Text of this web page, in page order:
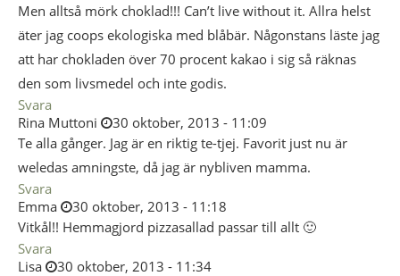
Men alltså mörk choklad!!! Can’t live without it. Allra helst
äter jag coops ekologiska med blåbär. Någonstans läste jag
att har chokladen över 70 procent kakao i sig så räknas
den som livsmedel och inte godis.
Svara
Rina Muttoni
30 oktober, 2013 - 11:09
Te alla gånger. Jag är en riktig te-tjej. Favorit just nu är
weledas amningste, då jag är nybliven mamma.
Svara
Emma
30 oktober, 2013 - 11:18
Vitkål!! Hemmagjord pizzasallad passar till allt 🙂
Svara
Lisa
30 oktober, 2013 - 11:34